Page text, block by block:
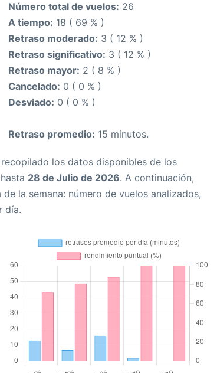
Número total de vuelos: 26
A tiempo: 18 ( 69 % )
Retraso moderado: 3 ( 12 % )
Retraso significativo: 3 ( 12 % )
Retraso mayor: 2 ( 8 % )
Cancelado: 0 ( 0 % )
Desviado: 0 ( 0 % )
Retraso promedio: 15 minutos.
recopilado los datos disponibles de los
hasta 28 de Julio de 2026. A continuación,
la semana: número de vuelos analizados,
día.